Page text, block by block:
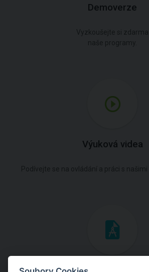
Demoverze
Výuková videa